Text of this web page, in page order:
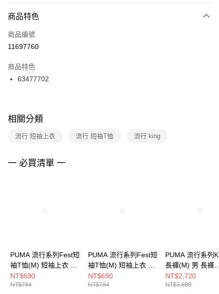
３．安心：先確認商品／服務後，再付款。
【「AFTEE先享後付」結帳流程】
１．於結帳方式選擇「AFTEE先享後付」後，將跳轉至「AFTEE先享後付」
２．訂單成立數日內，您將收到繳費通知簡訊。
３．收到繳費通知簡訊後14天內，點擊此簡訊中的連結，可透過四大超商／
ATM／網路銀行／等多元方式進行付款，方視為交易完成。
※ 交易是否成功請以「AFTEE先享後付 」之結帳頁面顯示為準，若有關於
是否繳費成功／繳費後需取消欲退款等相關疑問，請聯繫「AFTEE先享後付
客戶支援中心」https://netprotections.freshdesk.com/support/home
１．透過由恩沛科技股份有限公司提供之「AFTEE先享後付」服務完成之交
易，需依本服務之必要範圍內提供個人資料，並將交易相關給付款項請求債
５．嚴禁一人註冊多個帳號或使用他人資訊註冊。若發現惡意使用之情形，
恩沛科技股份有限公司將有權停止該用戶之使用額度並採取法律行動。
每筆NT$100，滿NT$1,500(含以上)免運費
宅配
每筆NT$100，滿NT$1,500(含以上)免運費
付款後門市自取
每筆NT$100，滿NT$1,500(含以上)免運費
商品特色
商品編號
11697760
商品特色
63477702
相關分類
流行 短袖上衣 流行 短袖T恤 流行 king
一 必買清單 一
PUMA 流行系列Fest短
袖T恤(M) 短袖上衣 男
63211887
NT$690
NT$784
PUMA 流行系列Fest短
袖T恤(M) 短袖上衣 男
63211834
NT$690
NT$784
PUMA 流行系列
長褲(M) 男 長褲
63472101
NT$2,720
NT$3,880